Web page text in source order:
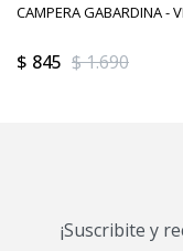
CAMPERA GABARDINA -
$ 845 $1.690
¡Suscribite y